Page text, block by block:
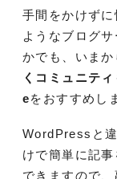
手間をかけず
ようなブログ
かでも、いまか
くコミュニテ
eをおすすめし
WordPressと
けで簡単に記
できますので